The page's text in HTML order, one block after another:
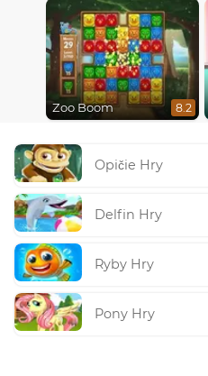
Zoo Boom 8.2
Opičie Hry
Delfin Hry
Ryby Hry
Pony Hry